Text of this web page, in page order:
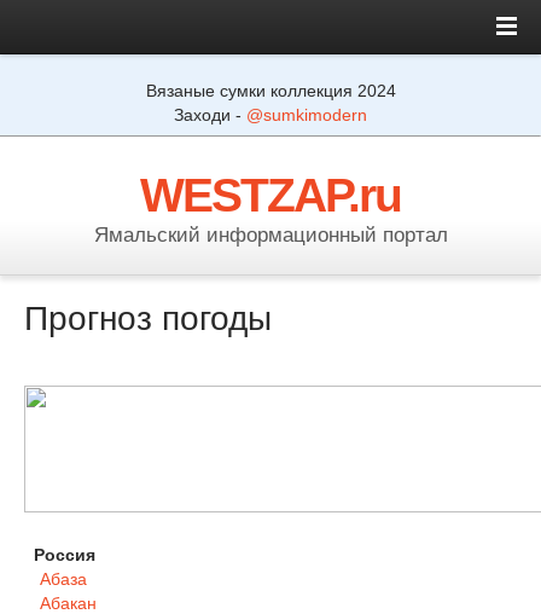
Вязаные сумки коллекция 2024
Заходи - @sumkimodern
WESTZAP.ru
Ямальский информационный портал
Прогноз погоды
Россия
Абаза
Абакан